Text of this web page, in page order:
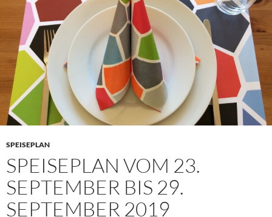
SPEISEPLAN
SPEISEPLAN VOM 23.
SEPTEMBER BIS 29.
SEPTEMBER 2019